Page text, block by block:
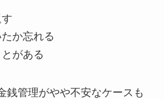
か忘れる
がある
銭管理がやや不安なケースも